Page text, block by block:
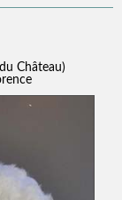
Château)